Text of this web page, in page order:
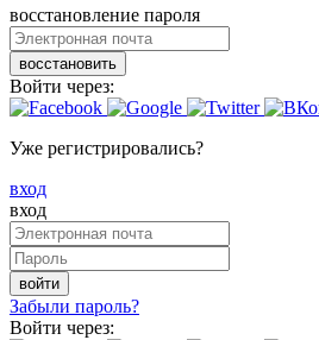
восстановление пароля
восстановить
Войти через:
Уже регистрировались?
вход
вход
войти
Забыли пароль?
Войти через: